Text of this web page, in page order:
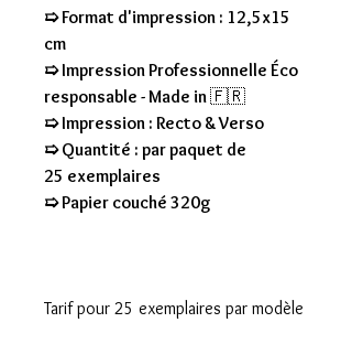
➯ Format d'impression : 12,5x15
cm
➯ Impression Professionnelle Éco
responsable - Made in🇫🇷
➯ Impression : Recto & Verso
➯ Quantité : par paquet de
25 exemplaires
➯ Papier couché 320g
Tarif pour 25 exemplaires par modèle